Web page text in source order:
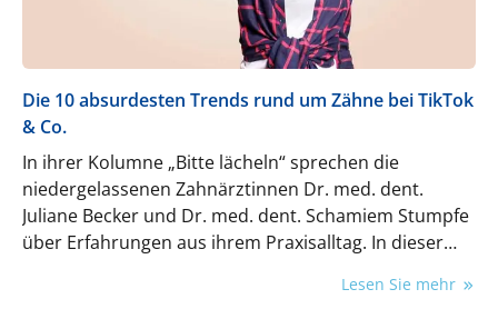
Die 10 absurdesten Trends rund um Zähne bei TikTok
& Co.
In ihrer Kolumne „Bitte lächeln“ sprechen die
niedergelassenen Zahnärztinnen Dr. med. dent.
Juliane Becker und Dr. med. dent. Schamiem Stumpfe
über Erfahrungen aus ihrem Praxisalltag. In dieser
Lesen Sie mehr